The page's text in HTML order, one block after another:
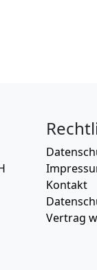
Kontakt
Vertrag